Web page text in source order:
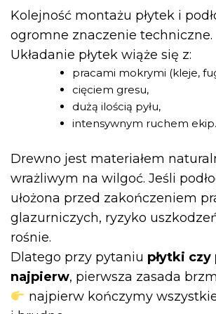
Kolejność montażu płytek i
ogromne znaczenie techniczne.
Układanie płytek wiąże się z:
pracami mokrymi (kleje,
cięciem gresu,
dużą ilością pyłu,
intensywnym ruchem ekip.
Drewno jest materiałem
wrażliwym na wilgoć. Jeśli
ułożona przed zakończeniem
glazurniczych, ryzyko
rośnie.
Dlatego przy pytaniu płytki czy
najpierw, pierwsza zasada
najpierw kończymy